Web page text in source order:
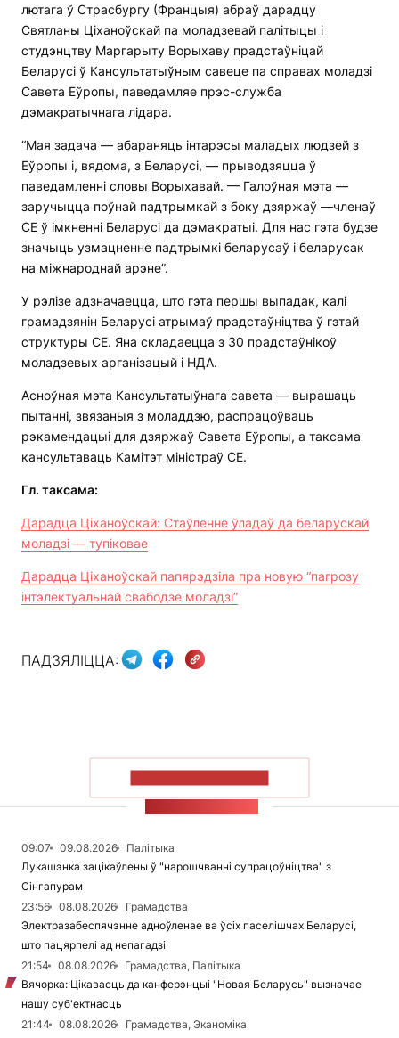
лютага ў Страсбургу (Францыя) абраў дарадцу
Святланы Ціханоўскай па моладзевай палітыцы і
студэнцтву Маргарыту Ворыхаву прадстаўніцай
Беларусі ў Кансультатыўным савеце па справах моладзі
Савета Еўропы, паведамляе прэс-служба
дэмакратычнага лідара.
“Мая задача — абараняць інтарэсы маладых людзей з
Еўропы і, вядома, з Беларусі, — прыводзяцца ў
паведамленні словы Ворыхавай. — Галоўная мэта —
заручыцца поўнай падтрымкай з боку дзяржаў —членаў
СЕ ў імкненні Беларусі да дэмакратыі. Для нас гэта будзе
значыць узмацненне падтрымкі беларусаў і беларусак
на міжнароднай арэне”.
У рэлізе адзначаецца, што гэта першы выпадак, калі
грамадзянін Беларусі атрымаў прадстаўніцтва ў гэтай
структуры СЕ. Яна складаецца з 30 прадстаўнікоў
моладзевых арганізацый і НДА.
Асноўная мэта Кансультатыўнага савета — вырашаць
пытанні, звязаныя з моладдзю, распрацоўваць
рэкамендацыі для дзяржаў Савета Еўропы, а таксама
кансультаваць Камітэт міністраў СЕ.
Гл. таксама:
Дарадца Ціханоўскай: Стаўленне ўладаў да беларускай
моладзі — тупіковае
Дарадца Ціханоўскай папярэдзіла пра новую “пагрозу
інтэлектуальнай свабодзе моладзі”
ПАДЗЯЛІЦЦА:
09:07 09.08.2026
Палітыка
Лукашэнка зацікаўлены ў "нарошчванні супрацоўніцтва" з
Сінгапурам
23:56
08.08.2026
Грамадства
Электразабеспячэнне адноўленае ва ўсіх паселішчах Беларусі,
што пацярпелі ад непагадзі
21:54
08.08.2026
Грамадства, Палітыка
Вячорка: Цікавасць да канферэнцыі "Новая Беларусь" вызначае
нашу суб'ектнасць
21:44
08.08.2026
Грамадства, Эканоміка